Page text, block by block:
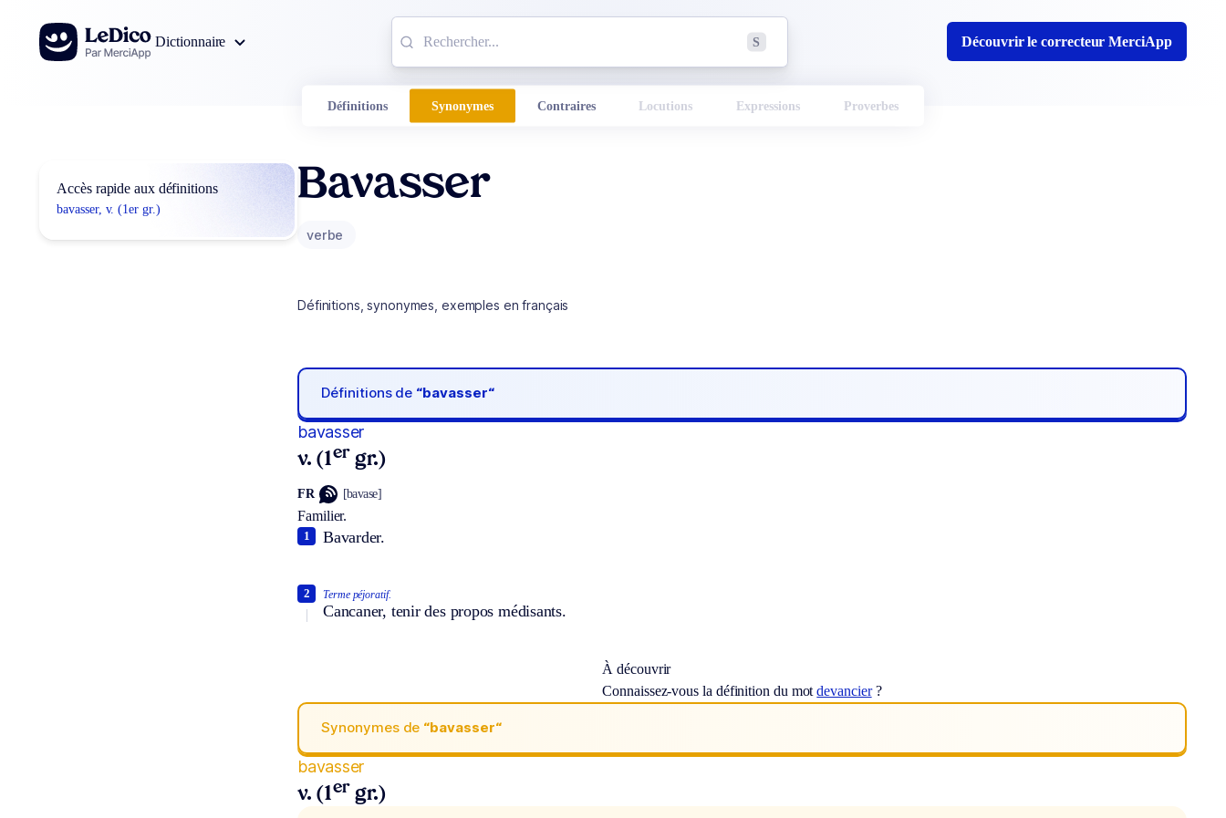
Aller au contenu
Dictionnaire
S Découvrir le correcteur MerciApp
Définitions Synonymes Contraires Locutions Expressions Proverbes
Accès rapide aux définitions
bavasser, v. (1er gr.)
Bavasser
verbe
Définitions, synonymes, exemples en français
Définitions de “bavasser“
bavasser
v. (1er gr.)
FR [bavase]
Familier.
Bavarder.
1
Terme péjoratif.
Cancaner, tenir des propos médisants.
2
À découvrir
Connaissez-vous la définition du motdevancier?
Synonymes de “bavasser“
bavasser
v. (1er gr.)